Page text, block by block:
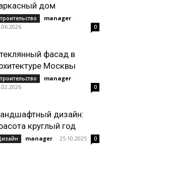
дом
manager -
0
фасад в
Москвы
manager -
0
дизайн:
круглый год
manager - 25.10.2025 0